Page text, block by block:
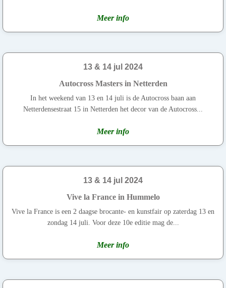
Meer info
13 & 14 jul 2024
Autocross Masters in Netterden
In het weekend van 13 en 14 juli is de Autocross baan aan
Netterdensestraat 15 in Netterden het decor van de Autocross...
Meer info
13 & 14 jul 2024
Vive la France in Hummelo
Vive la France is een 2 daagse brocante- en kunstfair op zaterdag 13 en
zondag 14 juli. Voor deze 10e editie mag de...
Meer info